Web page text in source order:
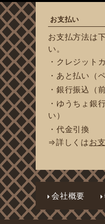
お支払い
お支払方法は
い。
・クレジット
・あと払い（
・銀行振込（
・ゆうちょ銀
い）
・代金引換
⇒詳しくはお
会社概要